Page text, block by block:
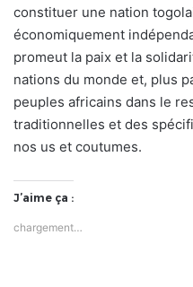
constituer une nation
économiquement
promeut la paix et la
nations du monde et, plus
peuples africains dans le
traditionnelles et des
nos us et coutumes.
J’aime ça :
chargement…